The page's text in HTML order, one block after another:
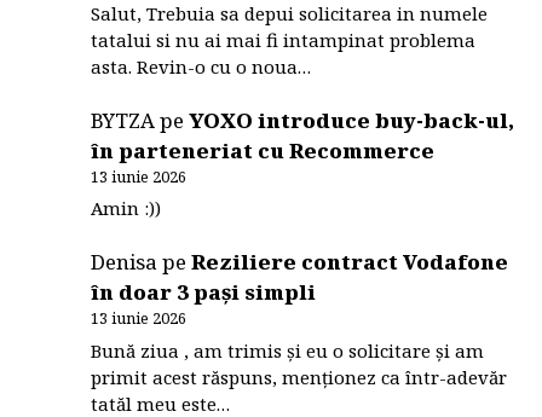
Salut, Trebuia sa depui solicitarea in numele
tatalui si nu ai mai fi intampinat problema
asta. Revin-o cu o noua…
BYTZApeYOXO introduce buy-back-ul,
în parteneriat cu Recommerce
13 iunie 2026
Amin :))
DenisapeReziliere contract Vodafone
în doar 3 pași simpli
13 iunie 2026
Bună ziua , am trimis și eu o solicitare și am
primit acest răspuns, menționez ca într-adevăr
tatăl meu este…